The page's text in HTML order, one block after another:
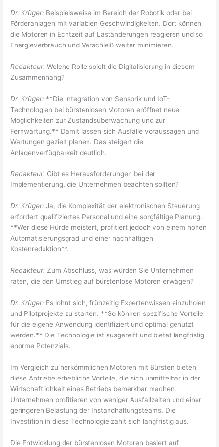
Dr. Krüger: Beispielsweise im Bereich der Robotik oder bei
Förderanlagen mit variablen Geschwindigkeiten. Dort können
die Motoren in Echtzeit auf Laständerungen reagieren und so
Energieverbrauch und Verschleiß weiter minimieren.
Redakteur: Welche Rolle spielt die Digitalisierung in diesem
Zusammenhang?
Dr. Krüger: **Die Integration von Sensorik und IoT-
Technologien bei bürstenlosen Motoren eröffnet neue
Möglichkeiten zur Zustandsüberwachung und zur
Fernwartung.** Damit lassen sich Ausfälle voraussagen und
Wartungen gezielt planen. Das steigert die
Anlagenverfügbarkeit deutlich.
Redakteur: Gibt es Herausforderungen bei der
Implementierung, die Unternehmen beachten sollten?
Dr. Krüger: Ja, die Komplexität der elektronischen Steuerung
erfordert qualifiziertes Personal und eine sorgfältige Planung.
**Wer diese Hürde meistert, profitiert jedoch von einem hohen
Automatisierungsgrad und einer nachhaltigen
Kostenreduktion**.
Redakteur: Zum Abschluss, was würden Sie Unternehmen
raten, die den Umstieg auf bürstenlose Motoren erwägen?
Dr. Krüger: Es lohnt sich, frühzeitig Expertenwissen einzuholen
und Pilotprojekte zu starten. **So können spezifische Vorteile
für die eigene Anwendung identifiziert und optimal genutzt
werden.** Die Technologie ist ausgereift und bietet langfristig
enorme Potenziale.
Im Vergleich zu herkömmlichen Motoren mit Bürsten bieten
diese Antriebe erhebliche Vorteile, die sich unmittelbar in der
Wirtschaftlichkeit eines Betriebs bemerkbar machen.
Unternehmen profitieren von weniger Ausfallzeiten und einer
geringeren Belastung der Instandhaltungsteams. Die
Investition in diese Technologie zahlt sich langfristig aus.
Die Entwicklung der bürstenlosen Motoren basiert auf